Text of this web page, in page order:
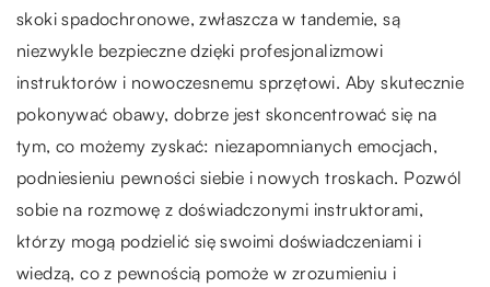
skoki spadochronowe, zwłaszcza w tandemie, są
niezwykle bezpieczne dzięki profesjonalizmowi
instruktorów i nowoczesnemu sprzętowi. Aby skutecznie
pokonywać obawy, dobrze jest skoncentrować się na
tym, co możemy zyskać: niezapomnianych emocjach,
podniesieniu pewności siebie i nowych troskach. Pozwól
sobie na rozmowę z doświadczonymi instruktorami,
którzy mogą podzielić się swoimi doświadczeniami i
wiedzą, co z pewnością pomoże w zrozumieniu i